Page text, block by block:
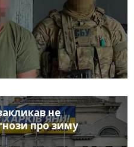
не
про зиму